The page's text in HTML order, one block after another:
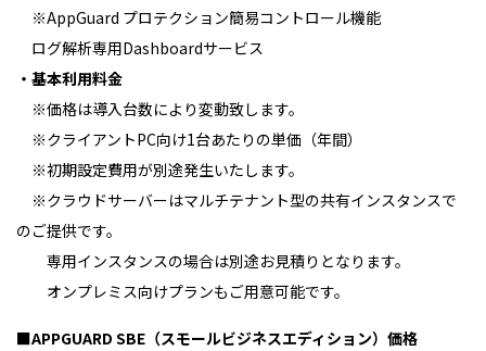
※AppGuard プロテクション簡易コントロール機能
ログ解析専用Dashboardサービス
・基本利用料金
※価格は導入台数により変動致します。
※クライアントPC向け1台あたりの単価（年間）
※初期設定費用が別途発生いたします。
※クラウドサーバーはマルチテナント型の共有インスタンスで
のご提供です。
専用インスタンスの場合は別途お見積りとなります。
オンプレミス向けプランもご用意可能です。
■APPGUARD SBE（スモールビジネスエディション）価格